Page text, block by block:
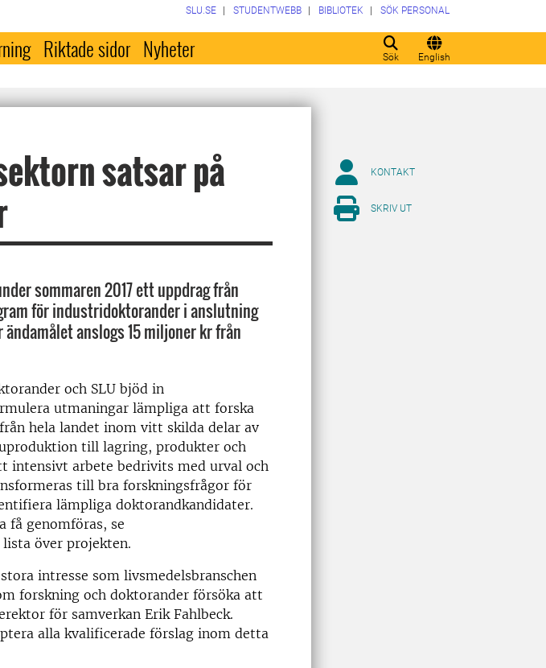
Sök English
SLU.SE STUDENTWEBB BIBLIOTEK SÖK PERSONAL
Riktade sidor Nyheter
satsar på
sommaren 2017 ett uppdrag från
för industridoktorander i anslutning
anslogs 15 miljoner kr från
och SLU bjöd in
utmaningar lämpliga att forska
hela landet inom vitt skilda delar av
till lagring, produkter och
intensivt arbete bedrivits med urval och
till bra forskningsfrågor för
lämpliga doktorandkandidater.
få genomföras, se
över projekten.
intresse som livsmedelsbranschen
forskning och doktorander försöka att
för samverkan Erik Fahlbeck.
alla kvalificerade förslag inom detta
KONTAKT
SKRIV UT